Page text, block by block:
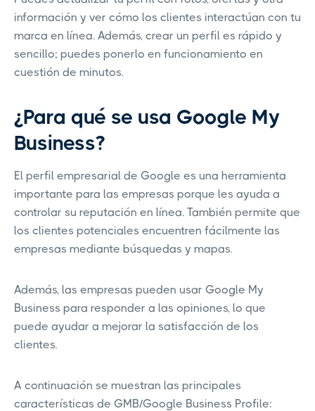
información y ver cómo los clientes interactúan con tu
marca en línea. Además, crear un perfil es rápido y
sencillo; puedes ponerlo en funcionamiento en
cuestión de minutos.
¿Para qué se usa Google My
Business?
El perfil empresarial de Google es una herramienta
importante para las empresas porque les ayuda a
controlar su reputación en línea. También permite que
los clientes potenciales encuentren fácilmente las
empresas mediante búsquedas y mapas.
Además, las empresas pueden usar Google My
Business para responder a las opiniones, lo que
puede ayudar a mejorar la satisfacción de los
clientes.
A continuación se muestran las principales
características de GMB/Google Business Profile: